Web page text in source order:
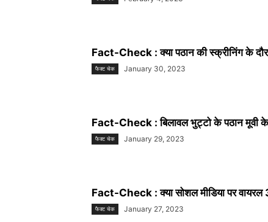
Fact-Check : क्या पठान की स्क्रीनिंग के
फैक्ट चेक January 30, 2023
Fact-Check : बिलावल भुट्टो के पठान मूवी के
फैक्ट चेक January 29, 2023
Fact-Check : क्या सोशल मीडिया पर वायरल
फैक्ट चेक January 27, 2023